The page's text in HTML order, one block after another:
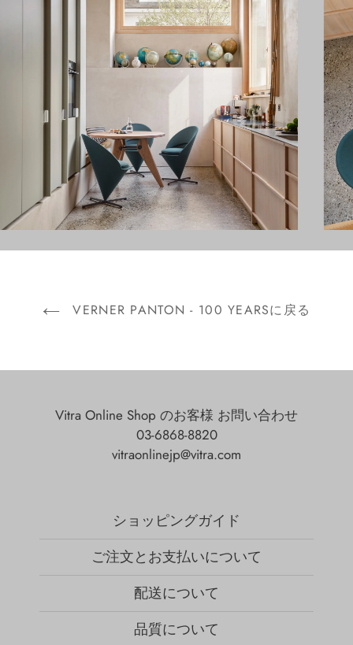
VERNER PANTON - 100 YEARSに戻る
Vitra Online Shop のお客様 お問い合わせ
03-6868-8820
vitraonlinejp@vitra.com
ショッピングガイド
ご注文とお支払いについて
配送について
品質について